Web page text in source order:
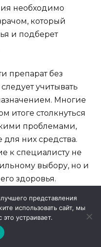
необходимо
который
и подберет
препарат без
учитывать
Многие
итоге столкнуться
проблемами,
них средства.
к специалисту не
выбору, но и
здоровья.
и легальные
получить
Некоторые
представления
использовать сайт, мы
это устраивает.